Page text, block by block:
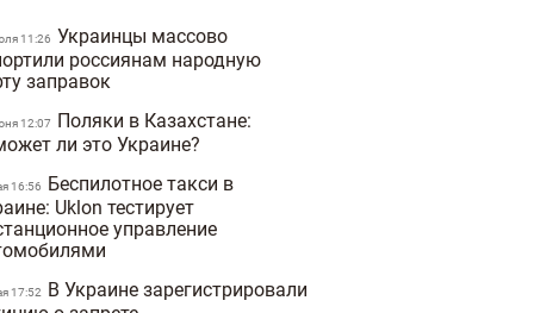
11:26 Украинцы массово
россиянам народную
заправок
12:07
Поляки в Казахстане:
ли это Украине?
16:56
Беспилотное такси в
Uklon тестирует
управление
17:52
В Украине зарегистрировали